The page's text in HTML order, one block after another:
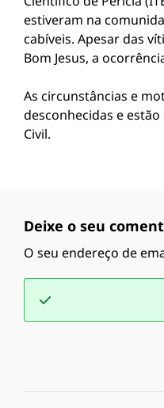
estiveram na
cabíveis. Apesar das
Bom Jesus, a
As circunstâncias e
desconhecidas e
Civil.
Deixe o seu
O seu endereço de